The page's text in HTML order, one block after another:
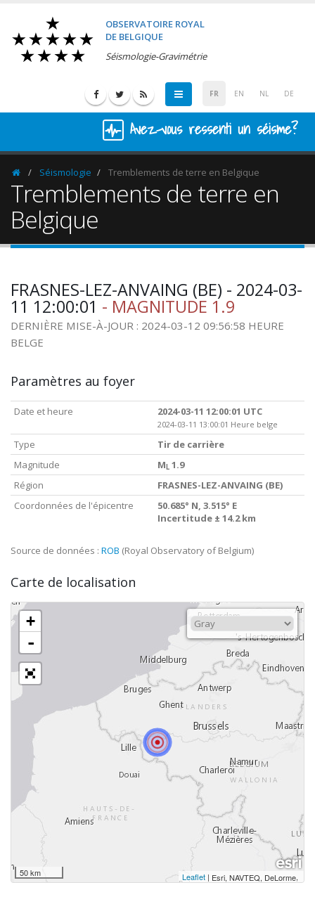
OBSERVATOIRE ROYAL
DE BELGIQUE
Séismologie-Gravimétrie
FR EN NL DE
Avez-vous ressenti un séisme?
HomepageSéismologie Tremblements de terre en Belgique
Tremblements de terre en
Belgique
FRASNES-LEZ-ANVAING (BE) - 2024-03-
11 12:00:01 - MAGNITUDE 1.9
DERNIÈRE MISE-À-JOUR : 2024-03-12 09:56:58 HEURE
BELGE
Paramètres au foyer
Date et heure 2024-03-11 12:00:01 UTC
2024-03-11 13:00:01 Heure belge
Type
Tir de carrière
Magnitude
M L 1.9
Région
FRASNES-LEZ-ANVAING (BE)
Coordonnées de l'épicentre
50.685° N, 3.515° E
Incertitude ± 14.2 km
Source de données : ROB (Royal Observatory of Belgium)
Carte de localisation
+
-
50 km Leaflet | Esri, NAVTEQ, DeLorme,